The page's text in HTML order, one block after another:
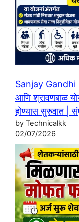
Sanjay Gandhi
आणि श्रावणबाळ
होण्यास सुरुवात |
by Technicalkk
02/07/2026